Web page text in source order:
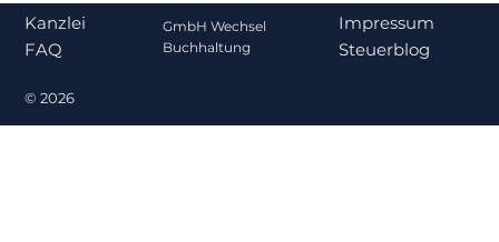
Kanzlei
FAQ
Impressum
Steuerblog
© 2026
GmbH Wechsel
Buchhaltung